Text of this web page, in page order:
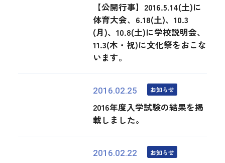
【公開行事】2016.5.14(土)に
体育大会、6.18(土)、10.3
(月)、10.8(土)に学校説明会、
11.3(木・祝)に文化祭をおこな
います。
2016.02.25 お知らせ
2016年度入学試験の結果を掲
載しました。
2016.02.22 お知らせ